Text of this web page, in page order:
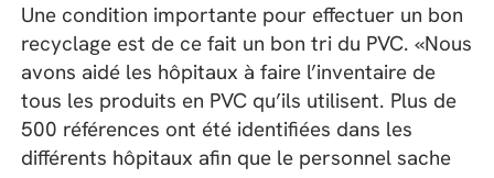
Une condition importante pour effectuer un bon
recyclage est de ce fait un bon tri du PVC. «Nous
avons aidé les hôpitaux à faire l’inventaire de
tous les produits en PVC qu’ils utilisent. Plus de
500 références ont été identifiées dans les
différents hôpitaux afin que le personnel sache